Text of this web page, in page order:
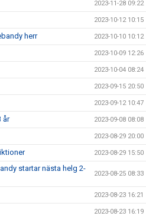
2023-11-28 09:22
2023-10-12 10:15
herr 2023-10-10 10:12
2023-10-09 12:26
2023-10-04 08:24
2023-09-15 20:50
2023-09-12 10:47
år 2023-09-08 08:08
2023-08-29 20:00
2023-08-29 15:50
startar nästa helg 2-
2023-08-25 08:33
2023-08-23 16:21
2023-08-23 16:19